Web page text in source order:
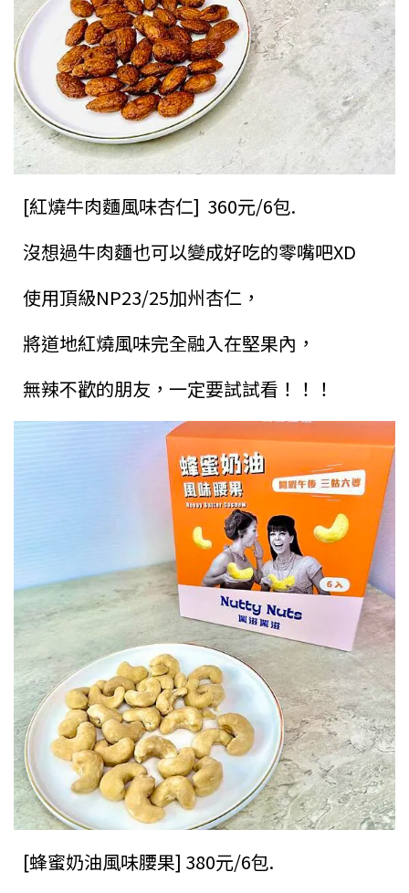
[紅燒牛肉麵風味杏仁] 360元/6包.
沒想過牛肉麵也可以變成好吃的零嘴吧XD
使用頂級NP23/25加州杏仁，
將道地紅燒風味完全融入在堅果內，
無辣不歡的朋友，一定要試試看！！！
[蜂蜜奶油風味腰果] 380元/6包.